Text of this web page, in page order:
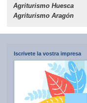
Agriturismo Huesca
Agriturismo Aragón
Iscrivete la vostra impresa